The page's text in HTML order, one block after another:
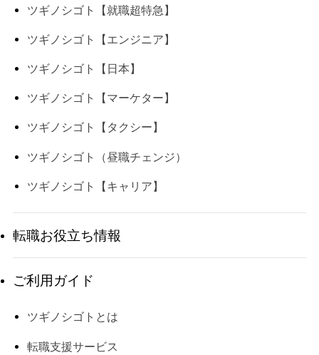
ツギノシゴト【就職超特急】
ツギノシゴト【エンジニア】
ツギノシゴト【日本】
ツギノシゴト【マーケター】
ツギノシゴト【タクシー】
ツギノシゴト（昼職チェンジ）
ツギノシゴト【キャリア】
転職お役立ち情報
ご利用ガイド
ツギノシゴトとは
転職支援サービス